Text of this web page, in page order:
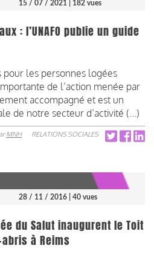
15 / 07 / 2021 | 182 vues
: l’UNAFO publie un guide
pour les personnes logées
de l’action menée par
accompagné et est un
de notre secteur d’activité (...)
MNH RELATIONS SOCIALES
28 / 11 / 2016 | 40 vues
du Salut inaugurent le Toit
à Reims